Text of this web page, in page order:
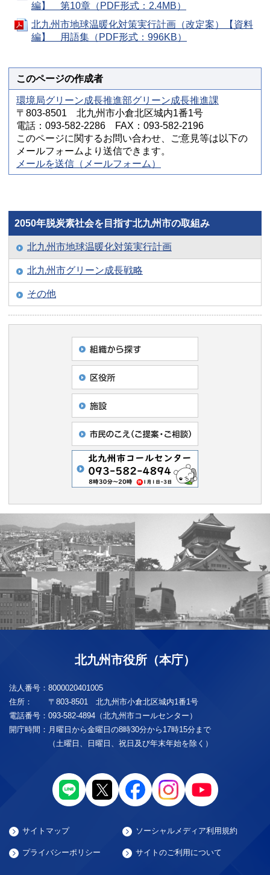
編】 第10章（PDF形式：2.4MB）
北九州市地球温暖化対策実行計画（改定案）【資料
編】 用語集（PDF形式：996KB）
このページの作成者
環境局グリーン成長推進部グリーン成長推進課
〒803-8501 北九州市小倉北区城内1番1号
電話：093-582-2286 FAX：093-582-2196
このページに関するお問い合わせ、ご意見等は以下の
メールフォームより送信できます。
メールを送信（メールフォーム）
2050年脱炭素社会を目指す北九州市の取組み
北九州市地球温暖化対策実行計画
北九州市グリーン成長戦略
その他
北九州市役所（本庁）
法人番号： 8000020401005
住所：
〒803-8501 北九州市小倉北区城内1番1号
電話番号： 093-582-4894（北九州市コールセンター）
開庁時間： 月曜日から金曜日の8時30分から17時15分まで
（土曜日、日曜日、祝日及び年末年始を除く）
サイトマップ ソーシャルメディア利用規約
プライバシーポリシー サイトのご利用について